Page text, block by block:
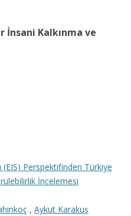
İnsani Kalkınma ve
Perspektifinden Türkiye
İncelemesi
, Aykut Karakuş